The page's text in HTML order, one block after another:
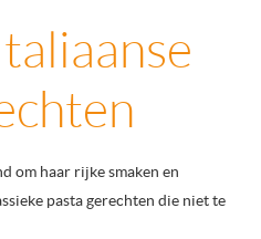
om haar rijke smaken en
pasta gerechten die niet te